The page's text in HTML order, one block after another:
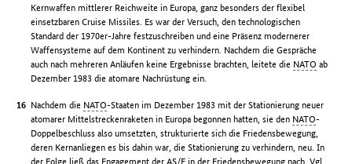
Kernwaffen mittlerer Reichweite in Europa, ganz besonders der flexibel
einsetzbaren Cruise Missiles. Es war der Versuch, den technologischen
Standard der 1970er-Jahre festzuschreiben und eine Präsenz modernerer
Waffensysteme auf dem Kontinent zu verhindern. Nachdem die Gespräche
auch nach mehreren Anläufen keine Ergebnisse brachten, leitete die NATO ab
Dezember 1983 die atomare Nachrüstung ein.
Nachdem die NATO-Staaten im Dezember 1983 mit der Stationierung neuer
atomarer Mittelstreckenraketen in Europa begonnen hatten, sie den NATO-
Doppelbeschluss also umsetzten, strukturierte sich die Friedensbewegung,
deren Kernanliegen es bis dahin war, die Stationierung zu verhindern, neu. In
der Folge ließ das Engagement derAS/F in der Friedensbewegung nach. Vgl.